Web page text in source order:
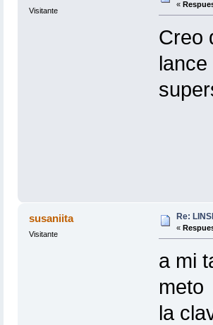
Visitante
«
Creo
susaniita
Visitante
Re:
«
a mi
meto
la